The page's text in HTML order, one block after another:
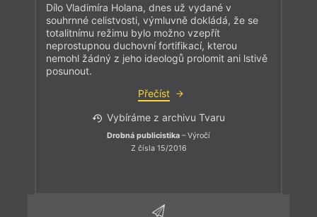
Dílo Vladimíra Holana, dnes už vydané v
souhrnné celistvosti, výmluvně dokládá, že se
totalitnímu režimu bylo možno vzepřít
neprostupnou duchovní fortifikací, kterou
nemohl žádný z jeho ideologů prolomit ani lstivě
posunout.
Přečíst
Vybíráme z archivu Tvaru
Drobná publicistika – Výročí
Z čísla 15/2016